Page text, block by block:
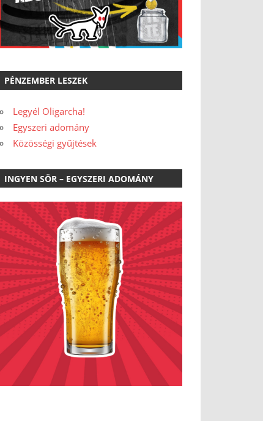
PÉNZEMBER LESZEK
Legyél Oligarcha!
Egyszeri adomány
Közösségi gyűjtések
INGYEN SÖR – EGYSZERI ADOMÁNY